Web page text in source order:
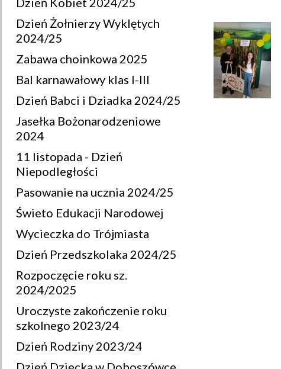
Dzień Żołnierzy Wyklętych
2024/25
Zabawa choinkowa 2025
Bal karnawałowy klas I-III
Dzień Babci i Dziadka 2024/25
Jasełka Bożonarodzeniowe
2024
11 listopada - Dzień
Niepodległości
Pasowanie na ucznia 2024/25
Świeto Edukacji Narodowej
Wycieczka do Trójmiasta
Dzień Przedszkolaka 2024/25
Rozpoczęcie roku sz.
2024/2025
Uroczyste zakończenie roku
szkolnego 2023/24
Dzień Rodziny 2023/24